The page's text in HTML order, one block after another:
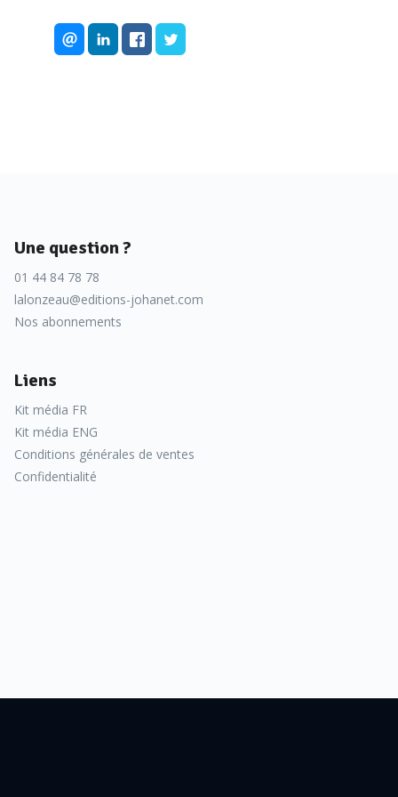
Une question ?
01 44 84 78 78
lalonzeau@editions-johanet.com
Nos abonnements
Liens
Kit média FR
Kit média ENG
Conditions générales de ventes
Confidentialité